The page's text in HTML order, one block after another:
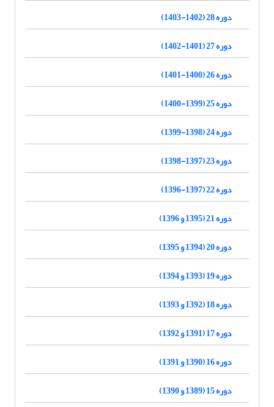
دوره 28 (1402-1403)
دوره 27 (1401-1402)
دوره 26 (1400-1401)
دوره 25 (1399-1400)
دوره 24 (1398-1399)
دوره 23 (1397-1398)
دوره 22 (1397-1396)
دوره 21 (1395 و 1396)
دوره 20 (1394 و 1395)
دوره 19 (1393 و 1394)
دوره 18 (1392 و 1393)
دوره 17 (1391 و 1392)
دوره 16 (1390 و 1391)
دوره 15 (1389 و 1390)